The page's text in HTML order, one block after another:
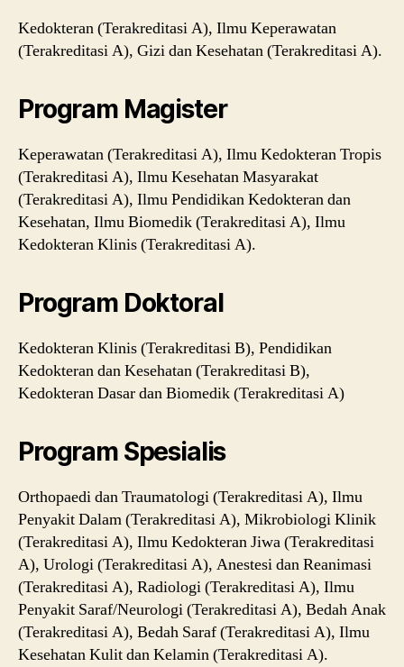
Kedokteran (Terakreditasi A), Ilmu Keperawatan
(Terakreditasi A), Gizi dan Kesehatan (Terakreditasi A).
Program Magister
Keperawatan (Terakreditasi A), Ilmu Kedokteran Tropis
(Terakreditasi A), Ilmu Kesehatan Masyarakat
(Terakreditasi A), Ilmu Pendidikan Kedokteran dan
Kesehatan, Ilmu Biomedik (Terakreditasi A), Ilmu
Kedokteran Klinis (Terakreditasi A).
Program Doktoral
Kedokteran Klinis (Terakreditasi B), Pendidikan
Kedokteran dan Kesehatan (Terakreditasi B),
Kedokteran Dasar dan Biomedik (Terakreditasi A)
Program Spesialis
Orthopaedi dan Traumatologi (Terakreditasi A), Ilmu
Penyakit Dalam (Terakreditasi A), Mikrobiologi Klinik
(Terakreditasi A), Ilmu Kedokteran Jiwa (Terakreditasi
A), Urologi (Terakreditasi A), Anestesi dan Reanimasi
(Terakreditasi A), Radiologi (Terakreditasi A), Ilmu
Penyakit Saraf/Neurologi (Terakreditasi A), Bedah Anak
(Terakreditasi A), Bedah Saraf (Terakreditasi A), Ilmu
Kesehatan Kulit dan Kelamin (Terakreditasi A).